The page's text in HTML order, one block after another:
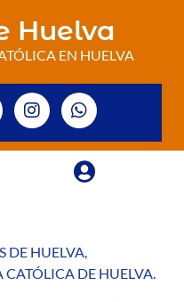
Huelva
EN HUELVA
DE HUELVA,
DE HUELVA.